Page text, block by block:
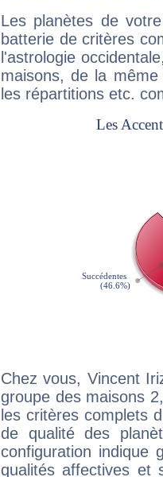
Les planètes de
batterie de critères
l'astrologie
maisons, de la
les répartitions etc.
Chez vous, Vincent
groupe des maisons
les critères complets
de qualité des
configuration indique
qualités affectives et